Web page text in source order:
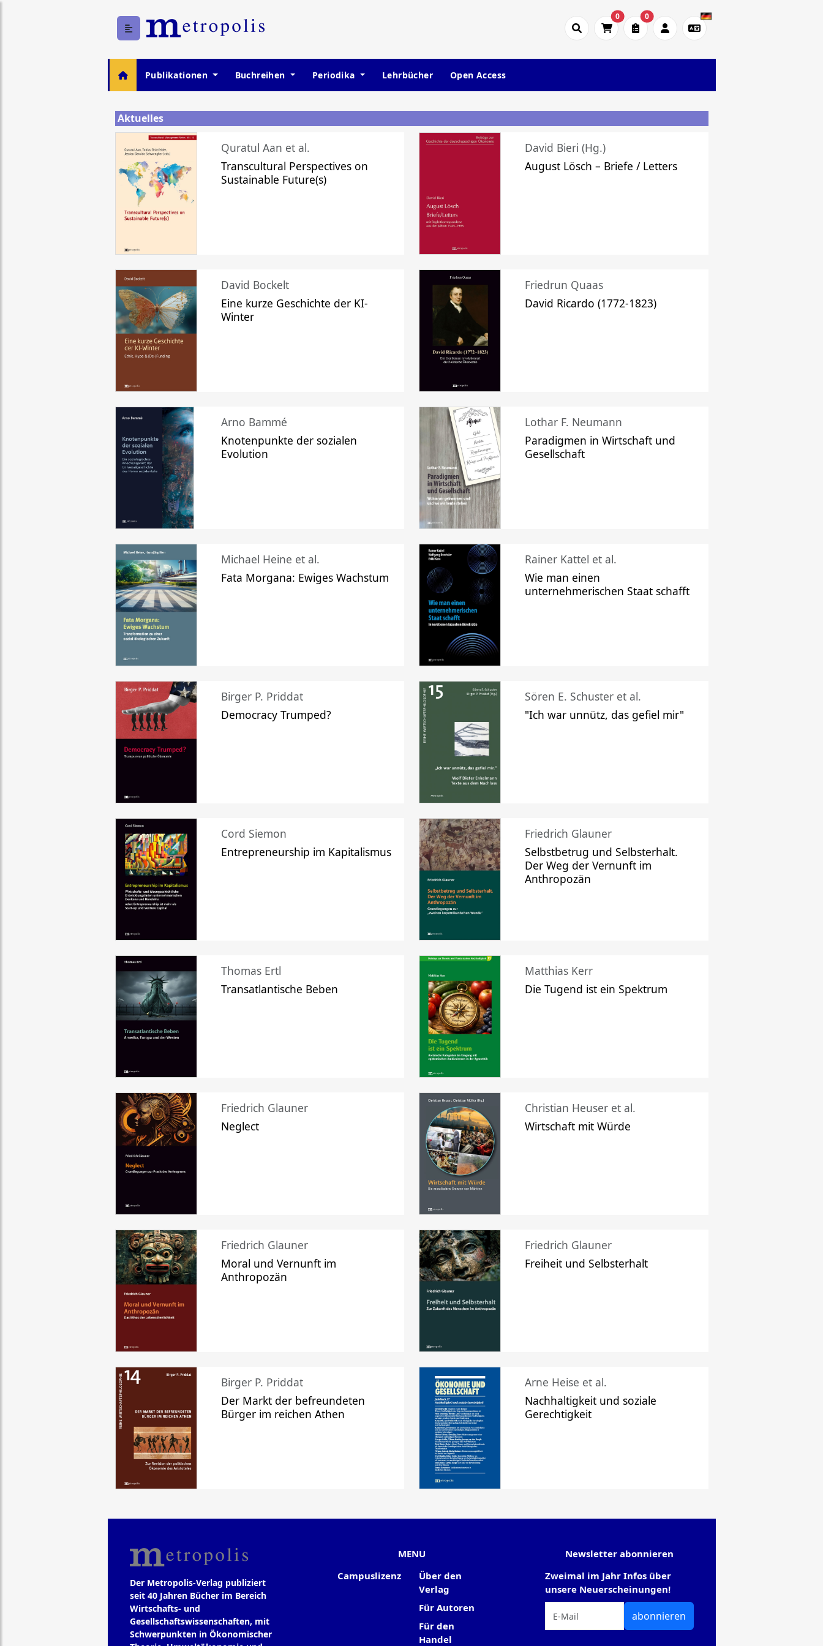
0 0
Publikationen Buchreihen Periodika Lehrbücher Open Access
Aktuelles
Quratul Aan et al.
Transcultural Perspectives on
Sustainable Future(s)
David Bieri (Hg.)
August Lösch – Briefe / Letters
David Bockelt
Eine kurze Geschichte der KI-
Winter
Friedrun Quaas
David Ricardo (1772-1823)
Arno Bammé
Knotenpunkte der sozialen
Evolution
Lothar F. Neumann
Paradigmen in Wirtschaft und
Gesellschaft
Michael Heine et al.
Fata Morgana: Ewiges Wachstum
Rainer Kattel et al.
Wie man einen
unternehmerischen Staat schafft
Birger P. Priddat
Democracy Trumped?
Sören E. Schuster et al.
"Ich war unnütz, das gefiel mir"
Cord Siemon
Entrepreneurship im Kapitalismus
Friedrich Glauner
Selbstbetrug und Selbsterhalt.
Der Weg der Vernunft im
Anthropozän
Thomas Ertl
Transatlantische Beben
Matthias Kerr
Die Tugend ist ein Spektrum
Friedrich Glauner
Neglect
Christian Heuser et al.
Wirtschaft mit Würde
Friedrich Glauner
Moral und Vernunft im
Anthropozän
Friedrich Glauner
Freiheit und Selbsterhalt
Birger P. Priddat
Der Markt der befreundeten
Bürger im reichen Athen
Arne Heise et al.
Nachhaltigkeit und soziale
Gerechtigkeit
Der Metropolis-Verlag publiziert
seit 40 Jahren Bücher im Bereich
Wirtschafts- und
Gesellschaftswissenschaften, mit
Schwerpunkten in Ökonomischer
MENU
Campuslizenz
Über den
Verlag
Für Autoren
Für den
Handel
Newsletter abonnieren
Zweimal im Jahr Infos über
unsere Neuerscheinungen!
abonnieren